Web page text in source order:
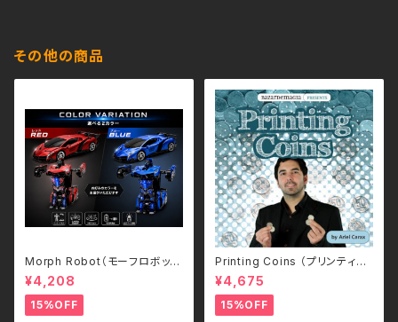
その他の商品
Morph Robot（モーフロボッ
ト）｜ボタンひとつで瞬間変形！
スポーツカー＆ロボット 2WAY
ラジコン（2.4GHz・USB充電
式）
¥4,208
15%OFF
Printing Coins （プリンティン
グ・コイン）
¥4,675
15%OFF